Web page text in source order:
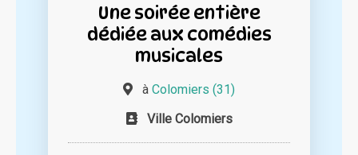
Une soirée entière
dédiée aux comédies
musicales
à Colomiers (31)
Ville Colomiers